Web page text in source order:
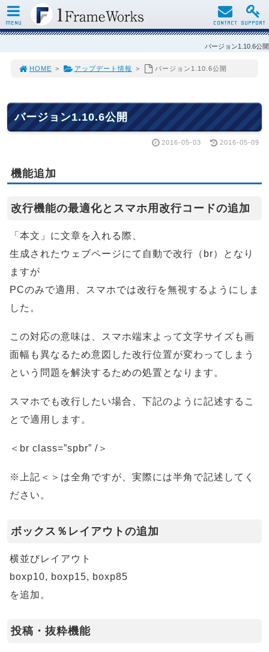
バージョン1.10.6公開
HOME > アップデート情報 > バージョン1.10.6公開
バージョン1.10.6公開
2016-05-03 2016-05-09
機能追加
改行機能の最適化とスマホ用改行コードの追加
「本文」に文章を入れる際、
生成されたウェブページにて自動で改行（br）となり
ますが
PCのみで適用、スマホでは改行を無視するようにしま
した。
この対応の意味は、スマホ端末よって文字サイズも画
面幅も異なるため意図した改行位置が変わってしまう
という問題を解決するための処置となります。
スマホでも改行したい場合、下記のように記述するこ
とで適用します。
＜br class=”spbr” /＞
※上記＜＞は全角ですが、実際には半角で記述してく
ださい。
ボックス％レイアウトの追加
横並びレイアウト
boxp10, boxp15, boxp85
を追加。
投稿・抜粋機能
MENU SUPPORT
CONTACT